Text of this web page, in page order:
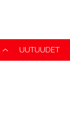
UUTUUDET